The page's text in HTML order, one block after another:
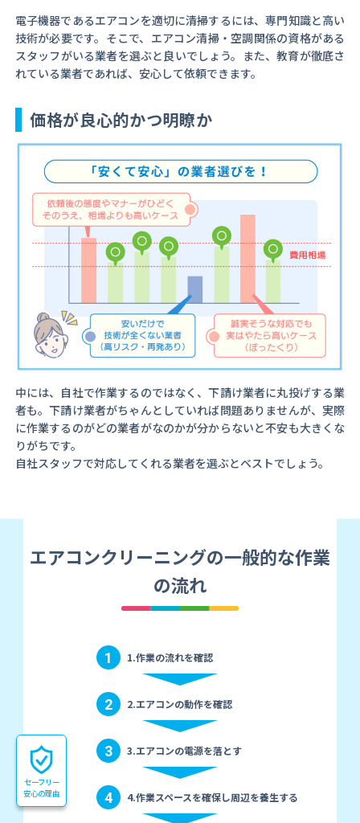
電子機器であるエアコンを適切に清掃するには、専門知識と高い
技術が必要です。そこで、エアコン清掃・空調関係の資格がある
スタッフがいる業者を選ぶと良いでしょう。また、教育が徹底さ
れている業者であれば、安心して依頼できます。
価格が良心的かつ明瞭か
中には、自社で作業するのではなく、下請け業者に丸投げする業
者も。下請け業者がちゃんとしていれば問題ありませんが、実際
に作業するのがどの業者がなのかが分からないと不安も大きくな
りがちです。
自社スタッフで対応してくれる業者を選ぶとベストでしょう。
エアコンクリーニングの一般的な作業
の流れ
1 1.作業の流れを確認
2 2.エアコンの動作を確認
3 3.エアコンの電源を落とす
4 4.作業スペースを確保し周辺を養生する
セーフリー
安心の理由